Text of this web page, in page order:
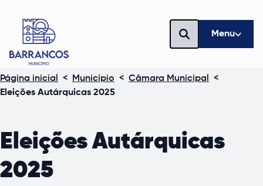
Menu
Página inicial < Município < Câmara Municipal
<
Eleições Autárquicas 2025
Eleições Autárquicas
2025